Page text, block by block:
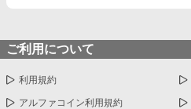
ご利用について
利用規約
アルファコイン利用規約